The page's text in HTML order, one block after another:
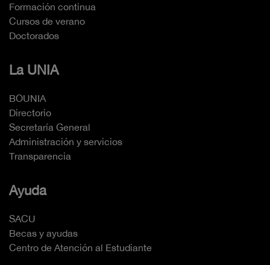
Formación continua
Cursos de verano
Doctorados
La UNIA
BOUNIA
Directorio
Secretaría General
Administración y servicios
Transparencia
Ayuda
SACU
Becas y ayudas
Centro de Atención al Estudiante